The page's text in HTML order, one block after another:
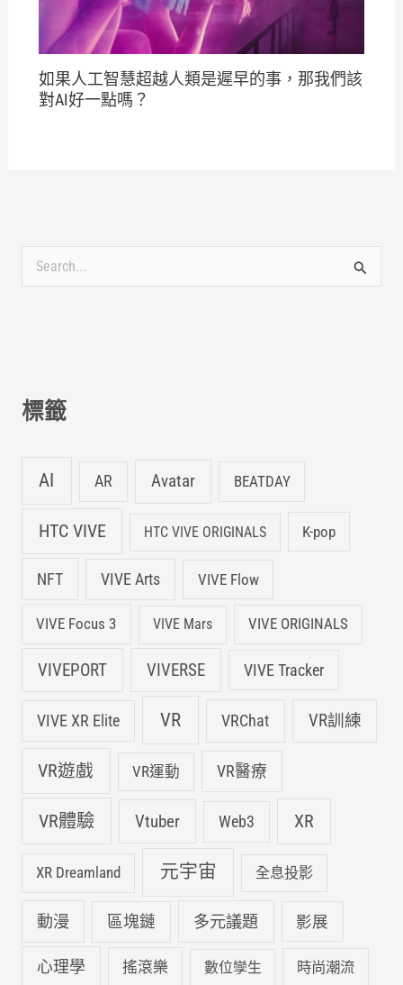
如果人工智慧超越人類是遲早的事，那我們該
對AI好一點嗎？
:標籤
AI AR Avatar BEATDAY
HTC VIVE HTC VIVE ORIGINALS K-pop
NFT VIVE Arts VIVE Flow
VIVE Focus 3 VIVE Mars VIVE ORIGINALS
VIVEPORT VIVERSE VIVE Tracker
VIVE XR Elite VR VRChat VR訓練
VR遊戲 VR運動 VR醫療
VR體驗 Vtuber Web3 XR
XR Dreamland 元宇宙 全息投影
動漫 區塊鏈 多元議題 影展
心理學 搖滾樂 數位孿生 時尚潮流